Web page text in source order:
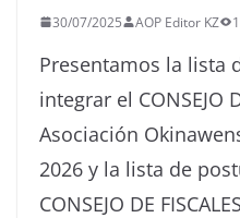
30/07/2025 AOP Editor KZ
Presentamos la lista
integrar el CONSEJO
Asociación
2026 y la lista de
CONSEJO DE